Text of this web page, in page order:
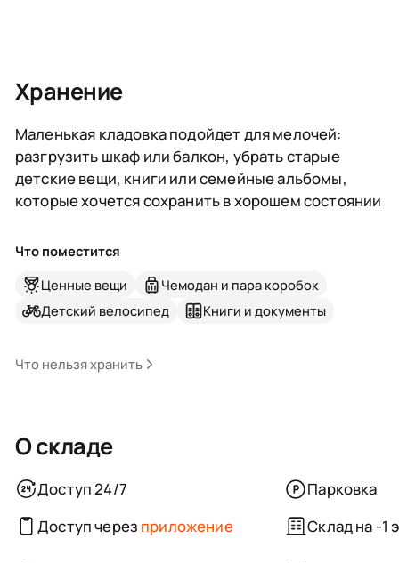
Хранение
Маленькая кладовка подойдет для мелочей:
разгрузить шкаф или балкон, убрать старые
детские вещи, книги или семейные альбомы,
которые хочется сохранить в хорошем состоянии
Что поместится
Ценные вещи
Чемодан и пара коробок
Детский велосипед
Книги и документы
Что нельзя хранить
О складе
Доступ 24/7
Парковка
Доступ через приложение Склад на -1